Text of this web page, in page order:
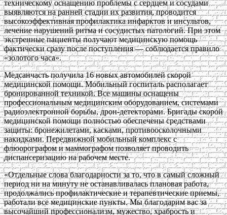
техническому оснащению проблемы с сердцем и сосудами
выявляются на ранней стадии их развития, проводится
высокоэффективная профилактика инфарктов и инсультов,
лечение нарушений ритма и сосудистых патологий. При этом
экстренные пациенты получают медицинскую помощь
фактически сразу после поступления — соблюдается правило
«золотого часа».
Медсанчасть получила 16 новых автомобилей скорой
медицинской помощи. Мобильный госпиталь располагает
бронированной техникой. Все машины оснащены
профессиональным медицинским оборудованием, системами
радиоэлектронной борьбы, дрон-детекторами. Бригады скорой
медицинской помощи полностью обеспечены средствами
защиты: бронежилетами, касками, противоосколочными
накидками. Передвижной мобильный комплекс с
флюорографом и маммографом позволяет проводить
диспансеризацию на рабочем месте.
«Отдельные слова благодарности за то, что в самый сложный
период ни на минуту не останавливалась плановая работа,
продолжались профилактические и терапевтические приемы,
работали все медицинские пункты. Мы благодарим вас за
высочайший профессионализм, мужество, храбрость и